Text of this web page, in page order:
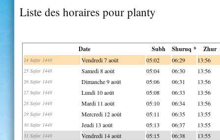
Liste des horaires pour planty
Date Subh Shuruq * Zhur
24 Safar 1448 Vendredi 7 août 05:02 06:29 13:56
25 Safar 1448 Samedi 8 août 05:04 06:30 13:56
26 Safar 1448 Dimanche 9 août 05:06 06:31 13:56
27 Safar 1448 Lundi 10 août 05:08 06:33 13:56
28 Safar 1448 Mardi 11 août 05:10 06:34 13:56
29 Safar 1448 Mercredi 12 août 05:11 06:35 13:55
30 Safar 1448 Jeudi 13 août 05:13 06:37 13:55
31 Safar 1448 Vendredi 14 août 05:15 06:38 13:55